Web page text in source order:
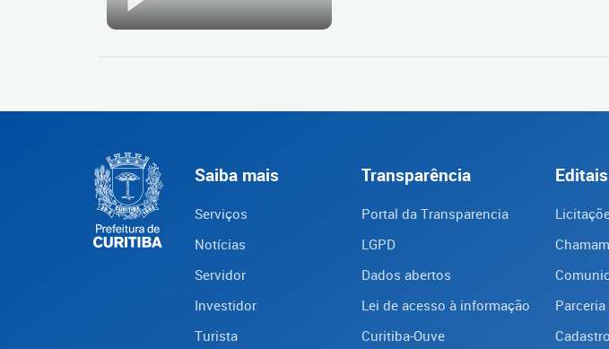
Saiba mais
Serviços
Notícias
Servidor
Investidor
Turista
Transparência
Portal da Transparencia
LGPD
Dados abertos
Lei de acesso à informação
Curitiba-Ouve
Editais